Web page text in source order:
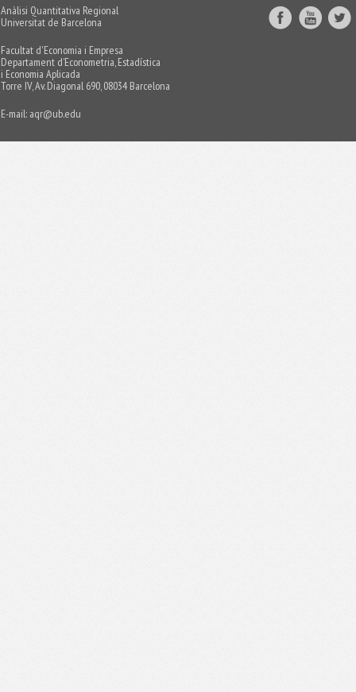
Anàlisi Quantitativa Regional
Universitat de Barcelona
Facultat d'Economia i Empresa
Departament d’Econometria, Estadística
i Economia Aplicada
Torre IV, Av. Diagonal 690, 08034 Barcelona
E-mail: aqr@ub.edu